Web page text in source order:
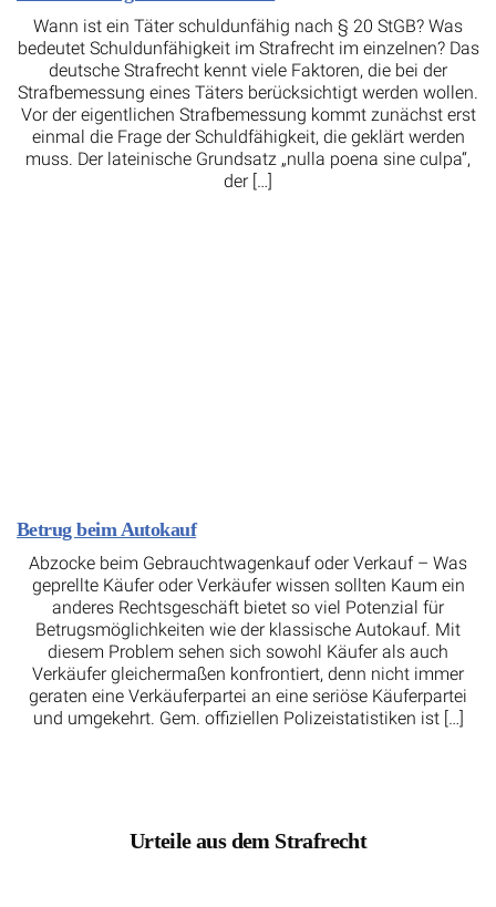
Wann ist ein Täter schuldunfähig nach § 20 StGB? Was
bedeutet Schuldunfähigkeit im Strafrecht im einzelnen? Das
deutsche Strafrecht kennt viele Faktoren, die bei der
Strafbemessung eines Täters berücksichtigt werden wollen.
Vor der eigentlichen Strafbemessung kommt zunächst erst
einmal die Frage der Schuldfähigkeit, die geklärt werden
muss. Der lateinische Grundsatz „nulla poena sine culpa“,
der […]
Betrug beim Autokauf
Abzocke beim Gebrauchtwagenkauf oder Verkauf – Was
geprellte Käufer oder Verkäufer wissen sollten Kaum ein
anderes Rechtsgeschäft bietet so viel Potenzial für
Betrugsmöglichkeiten wie der klassische Autokauf. Mit
diesem Problem sehen sich sowohl Käufer als auch
Verkäufer gleichermaßen konfrontiert, denn nicht immer
geraten eine Verkäuferpartei an eine seriöse Käuferpartei
und umgekehrt. Gem. offiziellen Polizeistatistiken ist […]
Urteile aus dem Strafrecht